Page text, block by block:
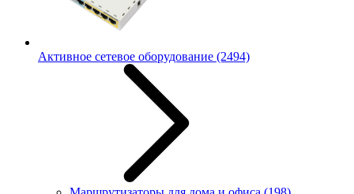
Активное сетевое оборудование (2494)